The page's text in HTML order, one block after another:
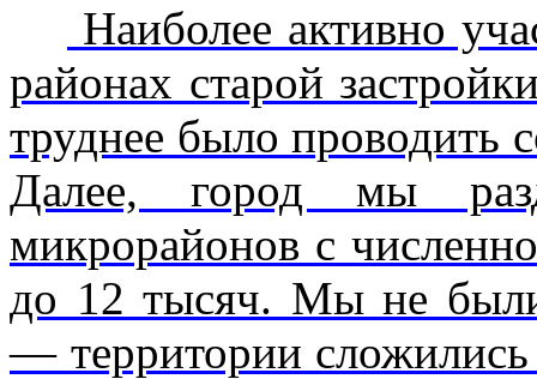
Наиболее активно
районах старой
труднее было проводить
Далее, город мы
микрорайонов с
до 12 тысяч. Мы не
— территории